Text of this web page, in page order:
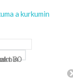
a kurkumin